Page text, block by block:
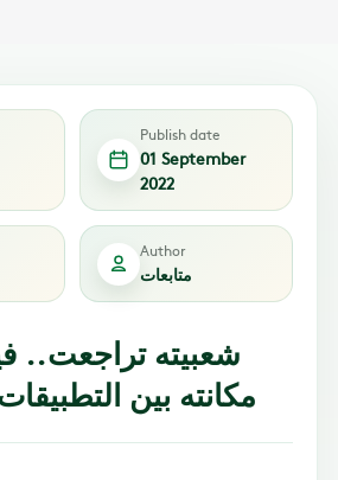
Publish date
01 September
2022
Author
متابعات
شعبيته تراجعت..
مكانته بين التطبيقات